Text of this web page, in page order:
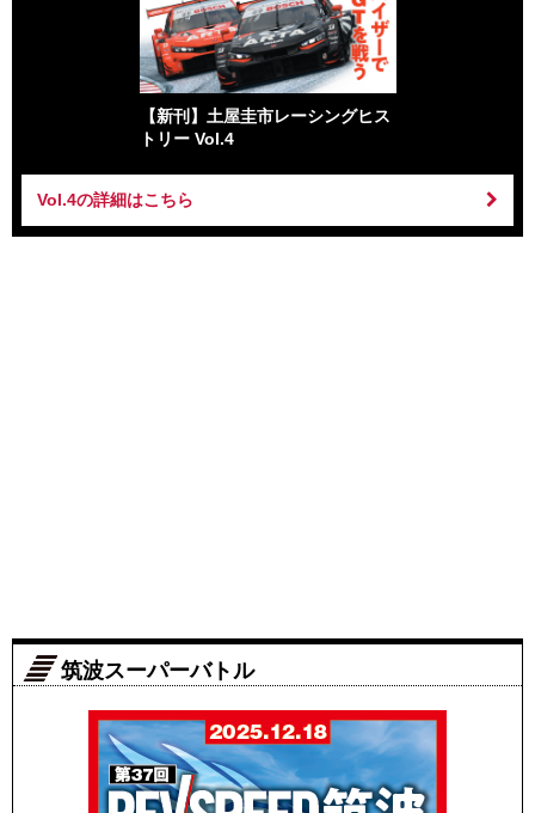
【新刊】土屋圭市レーシングヒス
トリー Vol.4
Vol.4の詳細はこちら
筑波スーパーバトル